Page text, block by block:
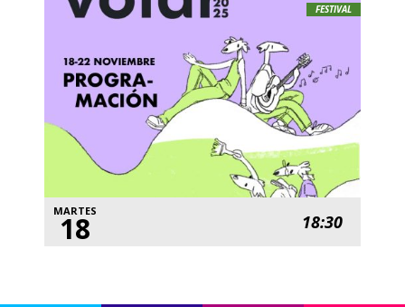
FESTIVAL
MARTES
18 18:30